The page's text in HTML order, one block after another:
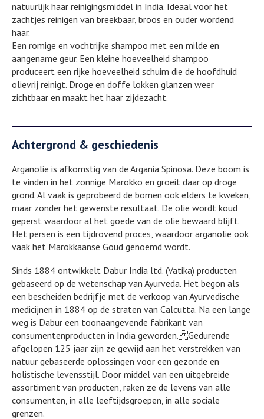
natuurlijk haar reinigingsmiddel in India. Ideaal voor het
zachtjes reinigen van breekbaar, broos en ouder wordend
haar.
Een romige en vochtrijke shampoo met een milde en
aangename geur. Een kleine hoeveelheid shampoo
produceert een rijke hoeveelheid schuim die de hoofdhuid
olievrij reinigt. Droge en doffe lokken glanzen weer
zichtbaar en maakt het haar zijdezacht.
Achtergrond & geschiedenis
Arganolie is afkomstig van de Argania Spinosa. Deze boom is
te vinden in het zonnige Marokko en groeit daar op droge
grond. Al vaak is geprobeerd de bomen ook elders te kweken,
maar zonder het gewenste resultaat. De olie wordt koud
geperst waardoor al het goede van de olie bewaard blijft.
Het persen is een tijdrovend proces, waardoor arganolie ook
vaak het Marokkaanse Goud genoemd wordt.
Sinds 1884 ontwikkelt Dabur India ltd. (Vatika) producten
gebaseerd op de wetenschap van Ayurveda. Het begon als
een bescheiden bedrijfje met de verkoop van Ayurvedische
medicijnen in 1884 op de straten van Calcutta. Na een lange
weg is Dabur een toonaangevende fabrikant van
consumentenproducten in India geworden. Gedurende
afgelopen 125 jaar zijn ze gewijd aan het verstrekken van
natuur gebaseerde oplossingen voor een gezonde en
holistische levensstijl. Door middel van een uitgebreide
assortiment van producten, raken ze de levens van alle
consumenten, in alle leeftijdsgroepen, in alle sociale
grenzen.